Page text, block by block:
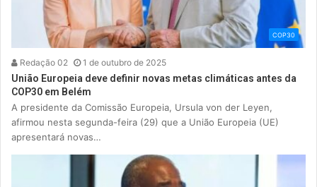
COP30
Redação 02 1 de outubro de 2025
União Europeia deve definir novas metas climáticas antes da
COP30 em Belém
A presidente da Comissão Europeia, Ursula von der Leyen,
afirmou nesta segunda-feira (29) que a União Europeia (UE)
apresentará novas…